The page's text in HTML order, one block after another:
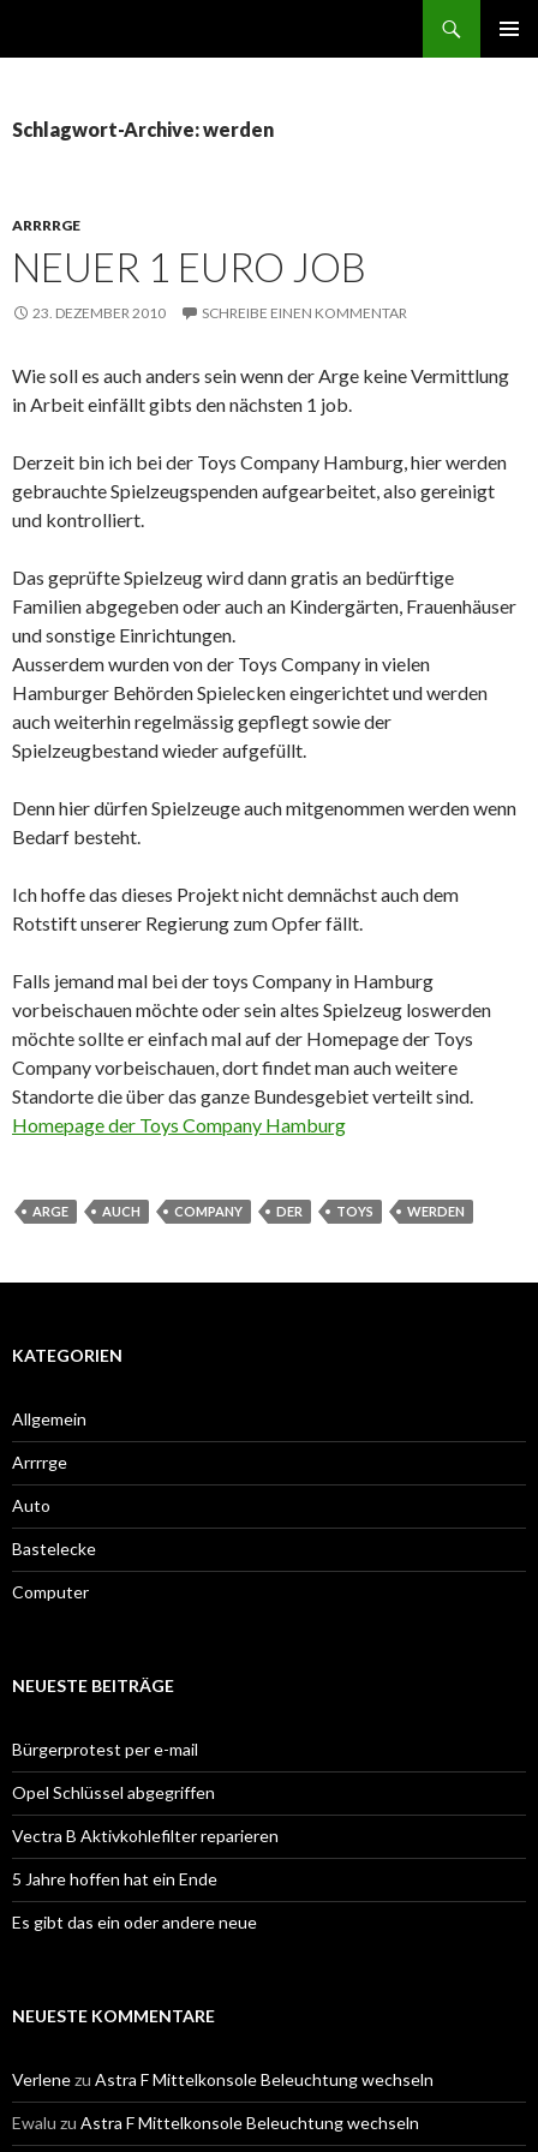
Schlagwort-Archive: werden
ARRRRGE
NEUER 1 EURO JOB
23. DEZEMBER 2010 SCHREIBE EINEN KOMMENTAR
Wie soll es auch anders sein wenn der Arge keine Vermittlung
in Arbeit einfällt gibts den nächsten 1 job.
Derzeit bin ich bei der Toys Company Hamburg, hier werden
gebrauchte Spielzeugspenden aufgearbeitet, also gereinigt
und kontrolliert.
Das geprüfte Spielzeug wird dann gratis an bedürftige
Familien abgegeben oder auch an Kindergärten, Frauenhäuser
und sonstige Einrichtungen.
Ausserdem wurden von der Toys Company in vielen
Hamburger Behörden Spielecken eingerichtet und werden
auch weiterhin regelmässig gepflegt sowie der
Spielzeugbestand wieder aufgefüllt.
Denn hier dürfen Spielzeuge auch mitgenommen werden wenn
Bedarf besteht.
Ich hoffe das dieses Projekt nicht demnächst auch dem
Rotstift unserer Regierung zum Opfer fällt.
Falls jemand mal bei der toys Company in Hamburg
vorbeischauen möchte oder sein altes Spielzeug loswerden
möchte sollte er einfach mal auf der Homepage der Toys
Company vorbeischauen, dort findet man auch weitere
Standorte die über das ganze Bundesgebiet verteilt sind.
Homepage der Toys Company Hamburg
ARGE AUCH COMPANY DER TOYS WERDEN
KATEGORIEN
Allgemein
Arrrrge
Auto
Bastelecke
Computer
NEUESTE BEITRÄGE
Bürgerprotest per e-mail
Opel Schlüssel abgegriffen
Vectra B Aktivkohlefilter reparieren
5 Jahre hoffen hat ein Ende
Es gibt das ein oder andere neue
NEUESTE KOMMENTARE
Verlenezu Astra F Mittelkonsole Beleuchtung wechseln
Ewalu zu Astra F Mittelkonsole Beleuchtung wechseln